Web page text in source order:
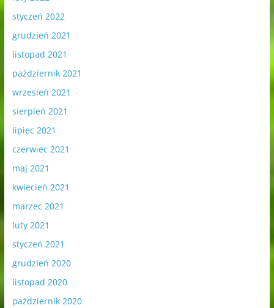
styczeń 2022
grudzień 2021
listopad 2021
październik 2021
wrzesień 2021
sierpień 2021
lipiec 2021
czerwiec 2021
maj 2021
kwiecień 2021
marzec 2021
luty 2021
styczeń 2021
grudzień 2020
listopad 2020
październik 2020